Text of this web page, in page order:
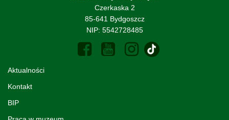
Czerkaska 2
85-641 Bydgoszcz
NIP: 5542728485
Aktualności
Kontakt
BIP